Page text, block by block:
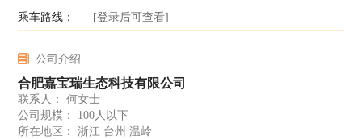
乘车路线：
[登录后可查看]
公司介绍
合肥嘉宝瑞生态科技有限公司
联系人： 何女士
公司规模： 100人以下
所在地区： 浙江 台州 温岭